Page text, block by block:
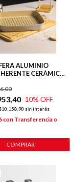
ALUMINIO
CERÁMICO
10% OFF
sin interés
con Transferencia o
COMPRAR